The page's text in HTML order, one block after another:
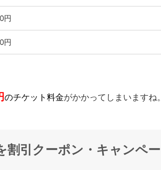
円
円
のチケット料金がかかってしまいますね。
割引クーポン・キャンペー